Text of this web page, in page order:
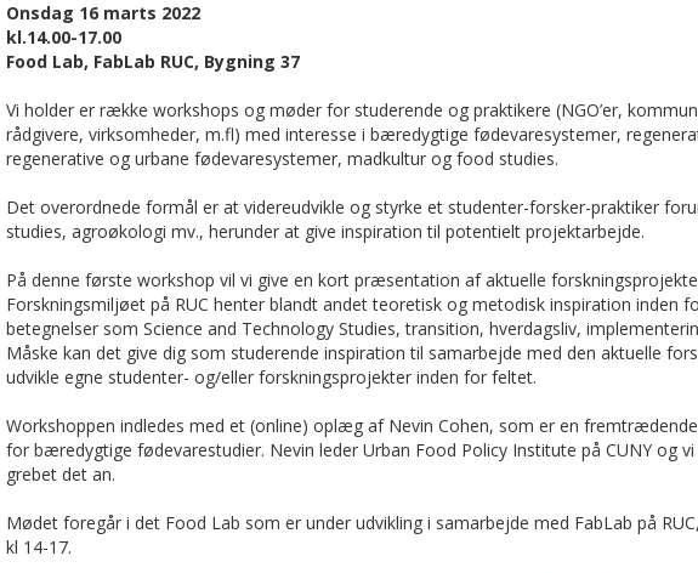
Onsdag 16 marts 2022
kl.14.00-17.00
Food Lab, FabLab RUC, Bygning 37
Vi holder er række workshops og møder for studerende og praktikere (NGO’er,
rådgivere, virksomheder, m.fl) med interesse i bæredygtige fødevaresystemer,
regenerative og urbane fødevaresystemer, madkultur og food studies.
Det overordnede formål er at videreudvikle og styrke et studenter-forsker-praktiker
studies, agroøkologi mv., herunder at give inspiration til potentielt projektarbejde.
På denne første workshop vil vi give en kort præsentation af aktuelle
Forskningsmiljøet på RUC henter blandt andet teoretisk og metodisk inspiration inden
betegnelser som Science and Technology Studies, transition, hverdagsliv,
Måske kan det give dig som studerende inspiration til samarbejde med den aktuelle
udvikle egne studenter- og/eller forskningsprojekter inden for feltet.
Workshoppen indledes med et (online) oplæg af Nevin Cohen, som er en
for bæredygtige fødevarestudier. Nevin leder Urban Food Policy Institute på CUNY og
grebet det an.
Mødet foregår i det Food Lab som er under udvikling i samarbejde med FabLab på
kl 14-17.